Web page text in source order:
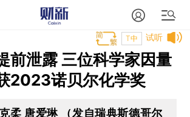
试听
T中
前泄露 三位科学家因量
2023诺贝尔化学奖
柔 唐爱琳 （发自瑞典斯德哥尔